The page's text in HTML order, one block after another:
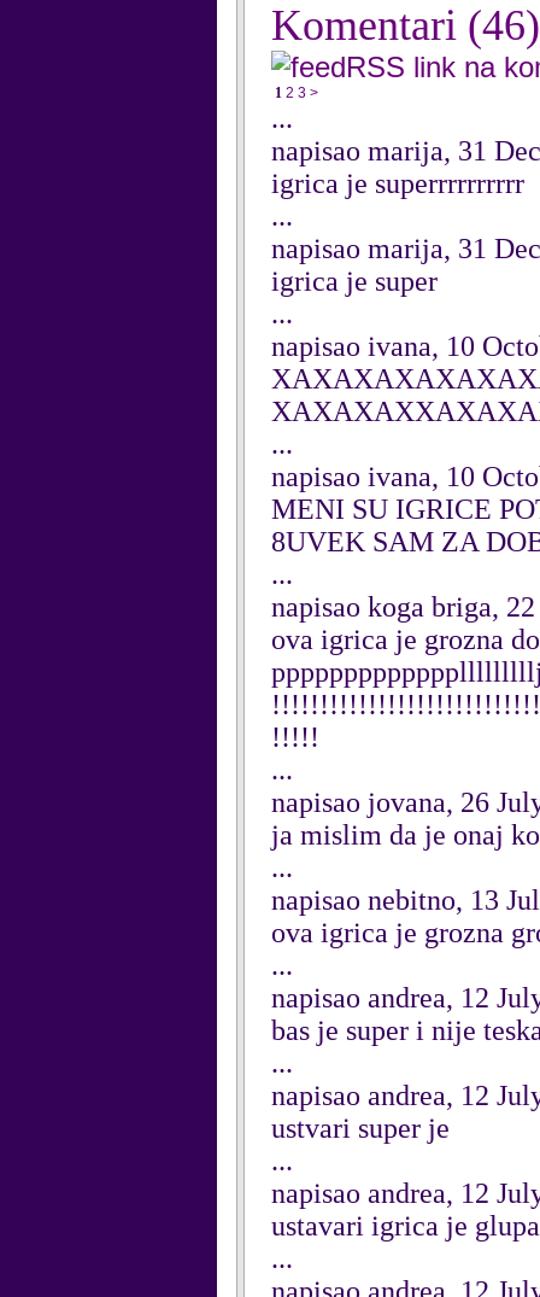
Komentari (46)
RSS link na
1 2 3 >
...
napisao marija, 31
igrica je superrrrrrrrrr
...
napisao marija, 31
igrica je super
...
napisao ivana, 10
...
napisao ivana, 10
MENI SU IGRICE
8UVEK SAM ZA
...
napisao koga briga,
ova igrica je grozna
!!!!!
...
napisao jovana, 26
ja mislim da je onaj
...
napisao nebitno, 13
ova igrica je grozna
...
napisao andrea, 12
bas je super i nije
...
napisao andrea, 12
ustvari super je
...
napisao andrea, 12
ustavari igrica je glupa
...